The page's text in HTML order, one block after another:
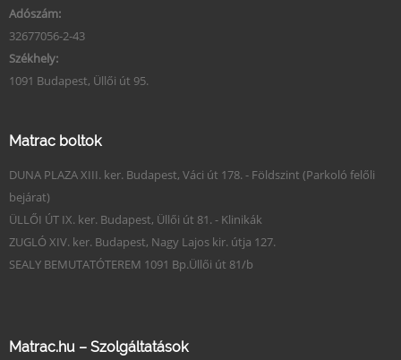
Adószám:
32677056-2-43
Székhely:
1091 Budapest, Üllői út 95.
Matrac boltok
DUNA PLAZA XIII. ker. Budapest, Váci út 178. - Földszint (Parkoló felőli
bejárat)
ÜLLŐI ÚT IX. ker. Budapest, Üllői út 81. - Klinikák
ZUGLÓ XIV. ker. Budapest, Nagy Lajos kir. útja 127.
SEALY BEMUTATÓTEREM 1091 Bp.Üllői út 81/b
Matrac.hu – Szolgáltatások